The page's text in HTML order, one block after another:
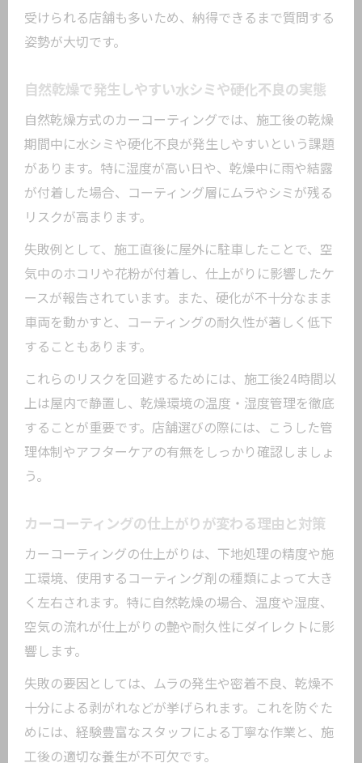
東京都大田区蒲田で安心できる施工を見極め
大田区で評判のカーコーティング店の共
カーコーティング選びで重視すべき安全
基準とは
専門店ならではの施工ノウハウと自然乾
燥の強み
ガラスコーティング業者の見積もり比較
のポイント
自然乾燥でも安心できる理由とアフター
ケアの重要性
受けられる店舗も多いため、納得できるまで質問する
姿勢が大切です。
自然乾燥で発生しやすい水シミや硬化不良の実態
自然乾燥方式のカーコーティングでは、施工後の乾燥
期間中に水シミや硬化不良が発生しやすいという課題
があります。特に湿度が高い日や、乾燥中に雨や結露
が付着した場合、コーティング層にムラやシミが残る
リスクが高まります。
失敗例として、施工直後に屋外に駐車したことで、空
気中のホコリや花粉が付着し、仕上がりに影響したケ
ースが報告されています。また、硬化が不十分なまま
車両を動かすと、コーティングの耐久性が著しく低下
することもあります。
これらのリスクを回避するためには、施工後24時間以
上は屋内で静置し、乾燥環境の温度・湿度管理を徹底
することが重要です。店舗選びの際には、こうした管
理体制やアフターケアの有無をしっかり確認しましょ
う。
カーコーティングの仕上がりが変わる理由と対策
カーコーティングの仕上がりは、下地処理の精度や施
工環境、使用するコーティング剤の種類によって大き
く左右されます。特に自然乾燥の場合、温度や湿度、
空気の流れが仕上がりの艶や耐久性にダイレクトに影
響します。
失敗の要因としては、ムラの発生や密着不良、乾燥不
十分による剥がれなどが挙げられます。これを防ぐた
めには、経験豊富なスタッフによる丁寧な作業と、施
工後の適切な養生が不可欠です。